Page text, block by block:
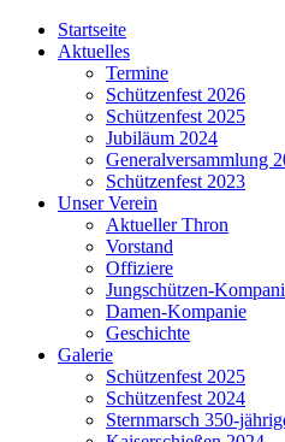
Startseite
Aktuelles
Termine
Schützenfest 2026
Schützenfest 2025
Jubiläum 2024
Generalversammlung
Schützenfest 2023
Unser Verein
Aktueller Thron
Vorstand
Offiziere
Jungschützen-
Damen-Kompanie
Geschichte
Galerie
Schützenfest 2025
Schützenfest 2024
Sternmarsch 350-